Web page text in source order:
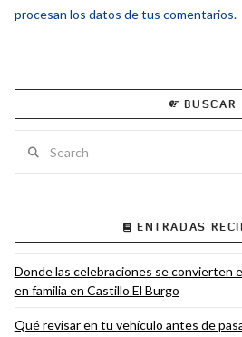
procesan los datos de tus comentarios.
BUSCAR
ENTRADAS
Donde las celebraciones se convierten
en familia en Castillo El Burgo
Qué revisar en tu vehículo antes de